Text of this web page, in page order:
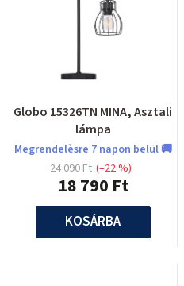
Globo 15326TN MINA, Asztali
lámpa
Megrendelèsre 7 napon belül 🚚
18 790 Ft
24 090 Ft (–22 %)
KOSÁRBA